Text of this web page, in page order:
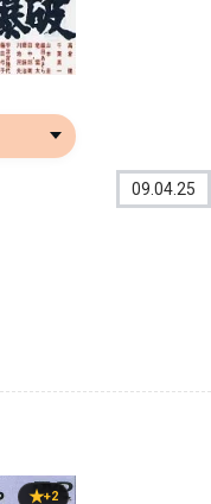
09.04.25
+2